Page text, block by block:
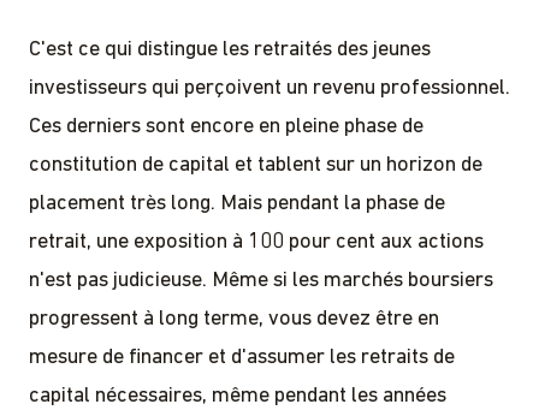
C'est ce qui distingue les retraités des jeunes
investisseurs qui perçoivent un revenu professionnel.
Ces derniers sont encore en pleine phase de
constitution de capital et tablent sur un horizon de
placement très long. Mais pendant la phase de
retrait, une exposition à 100 pour cent aux actions
n'est pas judicieuse. Même si les marchés boursiers
progressent à long terme, vous devez être en
mesure de financer et d'assumer les retraits de
capital nécessaires, même pendant les années